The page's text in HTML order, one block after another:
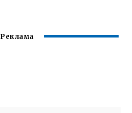
Реклама